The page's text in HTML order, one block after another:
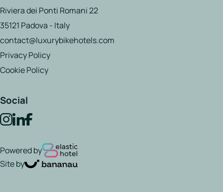
Social
Riviera dei Ponti Romani 22
35121 Padova - Italy
contact@luxurybikehotels.com
Privacy Policy
Cookie Policy
Powered by
Site by